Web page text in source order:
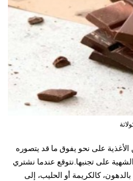
على نحو يفوق ما قد يتصوره
على تجنبها.نتوقع عندما نشتري
كالكريمة أو الحليب، إلى